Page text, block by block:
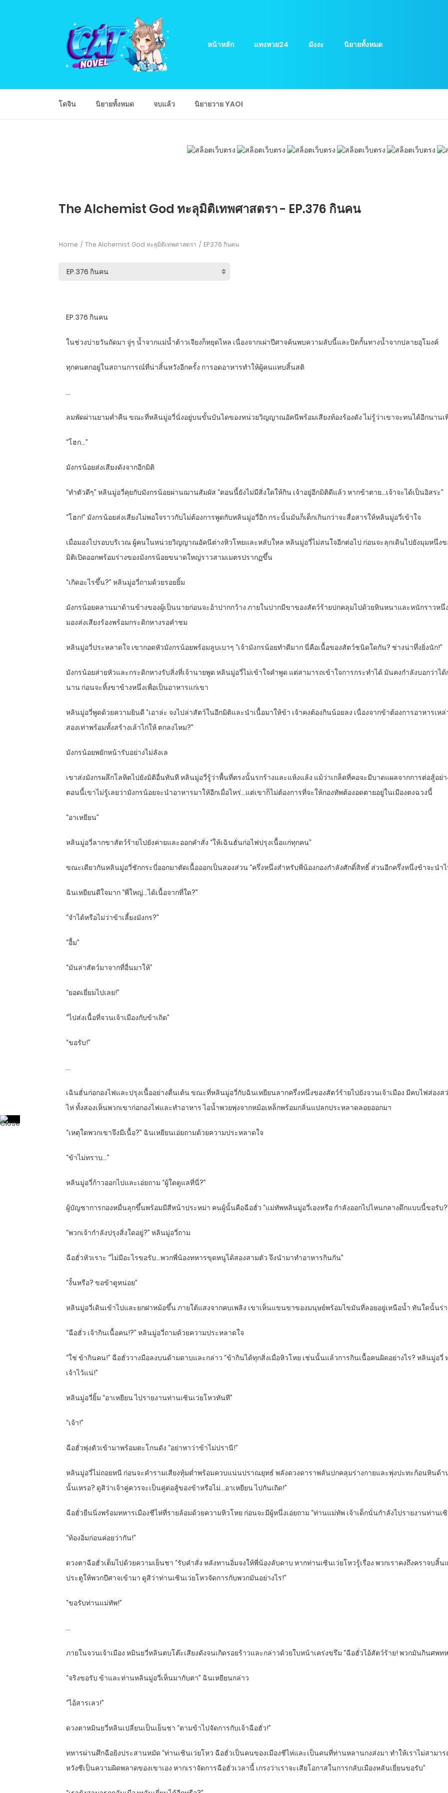
หน้าหลัก แทงหวย24 มังงะ นิยายทั้งหมด
โดจิน นิยายทั้งหมด จบแล้ว นิยายวาย YAOI
The Alchemist God ทะลุมิติเทพศาสตรา - EP.376 กินคน
Home The Alchemist God ทะลุมิติเทพศาสตรา EP.376 กินคน
EP.376 กินคน
ในช่วงบ่ายวันถัดมา จู่ๆ น้ำจากแม่น้ำต้าวเจียงก็หยุดไหล เนื่องจากเผ่าปีศาจค้นพบความลับนี้และปิดกั้นทางน้ำจากปลายอุโมงค์
ทุกคนตกอยู่ในสถานการณ์ที่น่าสิ้นหวังอีกครั้ง การอดอาหารทำให้ผู้คนแทบสิ้นสติ
…
ลมพัดผ่านยามค่ำคืน ขณะที่หลินมู่อวี่นั่งอยู่บนขั้นบันไดของหน่วยวิญญาณอัคนีพร้อมเสียงท้องร้องดัง ไม่รู้ว่าเขาจะทนได้อีกนานเ
“โฮก…”
มังกรน้อยส่งเสียงดังจากอีกมิติ
“ทำตัวดีๆ” หลินมู่อวี่คุยกับมังกรน้อยผ่านฌานสัมผัส “ตอนนี้ยังไม่มีสิ่งใดให้กิน เจ้าอยู่อีกมิติดีแล้ว หากข้าตาย…เจ้าจะได้เป็นอิสระ”
“โฮก!” มังกรน้อยส่งเสียงไม่พอใจราวกับไม่ต้องการพูดกับหลินมู่อวี่อีก กระนั้นมันก็เด็กเกินกว่าจะสื่อสารให้หลินมู่อวี่เข้าใจ
เมื่อมองไปรอบบริเวณ ผู้คนในหน่วยวิญญาณอัคนีต่างหิวโหยและหลับใหล หลินมู่อวี่ไม่สนใจอีกต่อไป ก่อนจะลุกเดินไปยังมุมหนึ่งข
มิติเปิดออกพร้อมร่างของมังกรน้อยขนาดใหญ่ราวสามเมตรปรากฏขึ้น
“เกิดอะไรขึ้น?” หลินมู่อวี่ถามด้วยรอยยิ้ม
มังกรน้อยคลานมาด้านข้างของผู้เป็นนายก่อนจะอ้าปากกว้าง ภายในปากมีขาของสัตว์ร้ายปกคลุมไปด้วยหินหนาและหนักราวหนึ่
มองส่งเสียงร้องพร้อมกระดิกหางรอคำชม
หลินมู่อวี่ประหลาดใจ เขากอดหัวมังกรน้อยพร้อมลูบเบาๆ “เจ้ามังกรน้อยทำดีมาก นี่คือเนื้อของสัตว์ชนิดใดกัน? ช่างน่าทึ่งยิ่งนัก!”
มังกรน้อยส่ายหัวและกระดิกหางรับสิ่งที่เจ้านายพูด หลินมู่อวี่ไม่เข้าใจคำพูด แต่สามารถเข้าใจการกระทำได้ มันคงกำลังบอกว่า
นาน ก่อนจะทิ้งขาข้างหนึ่งเพื่อเป็นอาหารแก่เขา
หลินมู่อวี่พูดด้วยความยินดี “เอาล่ะ จงไปล่าสัตว์ในอีกมิติและนำเนื้อมาให้ข้า เจ้าคงต้องกินน้อยลง เนื่องจากข้าต้องการอาหารเ
สองเท่าพร้อมทั้งสร้างเล้าไก่ให้ ตกลงไหม?”
มังกรน้อยพยักหน้ารับอย่างไม่ลังเล
เขาส่งมังกรผลึกโลหิตไปยังมิติอื่นทันที หลินมู่อวี่รู้ว่าพื้นที่ตรงนั้นรกร้างและแห้งแล้ง แม้ว่าเกล็ดที่คอจะมีบาดแผลจากการต่อสู้อย่า
ตอนนี้เขาไม่รู้เลยว่ามังกรน้อยจะนำอาหารมาให้อีกเมื่อไหร่…แต่เขาก็ไม่ต้องการที่จะให้กองทัพต้องอดตายอยู่ในเมืองตงฉวงนี้
“อาเหยียน”
หลินมู่อวี่ลากขาสัตว์ร้ายไปยังค่ายและออกคำสั่ง “ให้เฉินฮั่นก่อไฟปรุงเนื้อแก่ทุกคน”
ขณะเดียวกันหลินมู่อวี่ชักกระบี่ออกมาตัดเนื้อออกเป็นสองส่วน “ครึ่งหนึ่งสำหรับพี่น้องกองกำลังศักดิ์สิทธิ์ ส่วนอีกครึ่งหนึ่งข้าจะนำไ
ฉินเหยียนดีใจมาก “พี่ใหญ่…ได้เนื้อจากที่ใด?”
“จำได้หรือไม่ว่าข้าเลี้ยงมังกร?”
“อื้ม”
“มันล่าสัตว์มาจากที่อื่นมาให้”
“ยอดเยี่ยมไปเลย!”
“ไปส่งเนื้อที่จวนเจ้าเมืองกับข้าเถิด”
“ขอรับ!”
…
เฉินฮั่นก่อกองไฟและปรุงเนื้ออย่างตื่นเต้น ขณะที่หลินมู่อวี่กับฉินเหยียนลากครึ่งหนึ่งของสัตว์ร้ายไปยังจวนเจ้าเมือง มีคบไฟส่องส
ไห่ ทั้งสองเห็นพวกเขาก่อกองไฟและทำอาหาร ไอน้ำพวยพุ่งจากหม้อเหล็กพร้อมกลิ่นแปลกประหลาดลอยออกมา
“เหตุใดพวกเขาจึงมีเนื้อ?” ฉินเหยียนเอ่ยถามด้วยความประหลาดใจ
“ข้าไม่ทราบ…”
หลินมู่อวี่ก้าวออกไปและเอ่ยถาม “ผู้ใดดูแลที่นี่?”
ผู้บัญชาการกองหมื่นลุกขึ้นพร้อมมีสีหน้าประหม่า คนผู้นั้นคือฉือฮั่ว “แม่ทัพหลินมู่อวี่เองหรือ กำลังออกไปไหนกลางดึกแบบนี้ขอรับ
“พวกเจ้ากำลังปรุงสิ่งใดอยู่?” หลินมู่อวี่ถาม
ฉือฮั่วหัวเราะ “ไม่มีอะไรขอรับ…พวกพี่น้องทหารขุดหนูได้สองสามตัว จึงนำมาทำอาหารกินกัน”
“งั้นหรือ? ขอข้าดูหน่อย”
หลินมู่อวี่เดินเข้าไปและยกฝาหม้อขึ้น ภายใต้แสงจากคบเพลิง เขาเห็นแขนขาของมนุษย์พร้อมไขมันที่ลอยอยู่เหนือน้ำ ทันใดนั้น
“ฉือฮั่ว เจ้ากินเนื้อคน!?” หลินมู่อวี่ถามด้วยความประหลาดใจ
“ใช่ ข้ากินคน!” ฉือฮั่ววางมือลงบนด้ามดาบและกล่าว “ข้ากินได้ทุกสิ่งเมื่อหิวโหย เช่นนั้นแล้วการกินเนื้อคนผิดอย่างไร? หลินมู่อวี่
เจ้าไว้แน่!”
หลินมู่อวี่ยิ้ม “อาเหยียน ไปรายงานท่านเซินเว่ยโหวทันที”
“เจ้า!”
ฉือฮั่วพุ่งตัวเข้ามาพร้อมตะโกนดัง “อย่าหาว่าข้าไม่ปรานี!”
หลินมู่อวี่ไม่ถอยหนี ก่อนจะคำรามเสียงทุ้มต่ำพร้อมควบแน่นปราณยุทธ์ พลังดวงดาราพลันปกคลุมร่างกายและพุ่งปะทะก้อนหินด้า
นั้นเหรอ? ดูสิว่าเจ้าคู่ควรจะเป็นคู่ต่อสู้ของข้าหรือไม่…อาเหยียน ไปกันเถิด!”
ฉือฮั่วยืนนิ่งพร้อมทหารเมืองชีไห่ที่รายล้อมด้วยความหิวโหย ก่อนจะมีผู้หนึ่งเอ่ยถาม “ท่านแม่ทัพ เจ้าเด็กนั่นกำลังไปรายงานท่านเซิ
“ท้องอิ่มก่อนค่อยว่ากัน!”
ดวงตาฉือฮั่วเต็มไปด้วยความเย็นชา “รับคำสั่ง หลังทานอิ่มจงให้พี่น้องลับดาบ หากท่านเซินเว่ยโหวรู้เรื่อง พวกเราคงถึงคราจบสิ้
ประตูให้พวกปีศาจเข้ามา ดูสิว่าท่านเซินเว่ยโหวจัดการกับพวกมันอย่างไร!”
“ขอรับท่านแม่ทัพ!”
…
ภายในจวนเจ้าเมือง หมินยวี่หลินตบโต๊ะเสียงดังจนเกิดรอยร้าวและกล่าวด้วยใบหน้าเคร่งขรึม “ฉือฮั่วไอ้สัตว์ร้าย! พวกมันกินศพทห
“จริงขอรับ ข้าและท่านหลินมู่อวี่เห็นมากับตา” ฉินเหยียนกล่าว
“ไอ้สารเลว!”
ดวงตาหมินยวี่หลินเปลี่ยนเป็นเย็นชา “ตามข้าไปจัดการกับเจ้าฉือฮั่ว!”
ทหารผ่านศึกฉือยิงประสานหมัด “ท่านเซินเว่ยโหว ฉือฮั่วเป็นคนของเมืองชีไห่และเป็นคนที่ท่านหลานกงส่งมา ทำให้เราไม่สามา
หวังซีเป็นความผิดพลาดของเขาเอง หากเราจัดการฉือฮั่วเวลานี้ เกรงว่าเราจะเสียโอกาสในการกลับเมืองหลันเยี่ยนขอรับ”